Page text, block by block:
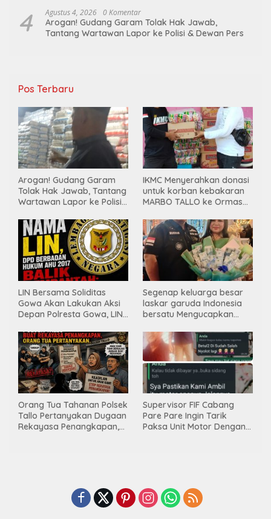
4 Agustus 4, 2026 0 Komentar
Arogan! Gudang Garam Tolak Hak Jawab,
Tantang Wartawan Lapor ke Polisi & Dewan Pers
Pos Terbaru
Arogan! Gudang Garam
Tolak Hak Jawab, Tantang
Wartawan Lapor ke Polisi
IKMC Menyerahkan donasi
untuk korban kebakaran
MARBO TALLO ke Ormas
INDONESIA BERSATU
LIN Bersama Soliditas
Gowa Akan Lakukan Aksi
Depan Polresta Gowa, LIN
Ge’eran Nama
Lembaganya Di Catut
Segenap keluarga besar
laskar garuda Indonesia
bersatu Mengucapkan
44 untuk ibu ketua umum
LGIB (Andi Sumarni).
Orang Tua Tahanan Polsek
Tallo Pertanyakan Dugaan
Rekayasa Penangkapan,
Supervisor FIF Cabang
Pare Pare Ingin Tarik
Paksa Unit Motor Dengan